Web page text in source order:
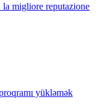
la migliore reputazione
yükləmək